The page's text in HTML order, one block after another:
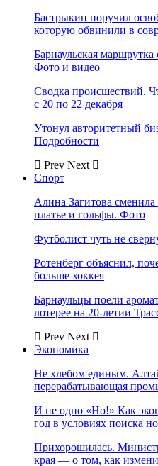
Бастрыкин поручил
которую обвинили в
Барнаульская маршрутка
Фото и видео
Сводка происшествий.
с 20 по 22 декабря
Утонул авторитетный
Подробности
Prev Next
Спорт
Алина Загитова
платье и гольфы. Фото
Футболист чуть не
Ротенберг объяснил,
больше хоккея
Барнаульцы поели
лотерее на 20-летии
Prev Next
Экономика
Не хлебом единым.
перерабатывающая
И не одно «Но!» Как
год в условиях поиска
Прихорошилась.
края — о том, как